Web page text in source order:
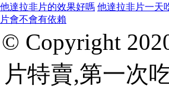
他達拉非片的效果好嗎 他達拉非片一天
片會不會有依賴
© Copyright
片特賣,第一次